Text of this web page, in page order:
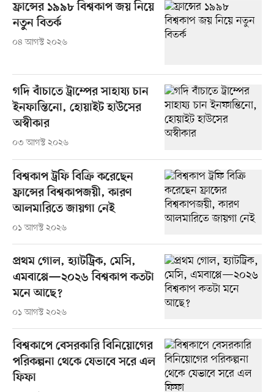
ফ্রান্সের ১৯৯৮ বিশ্বকাপ জয় নিয়ে
নতুন বিতর্ক
০৪ আগস্ট ২০২৬
গদি বাঁচাতে ট্রাম্পের সাহায্য চান
ইনফান্তিনো, হোয়াইট হাউসের
অস্বীকার
০৩ আগস্ট ২০২৬
বিশ্বকাপ ট্রফি বিক্রি করেছেন
ফ্রান্সের বিশ্বকাপজয়ী, কারণ
আলমারিতে জায়গা নেই
০১ আগস্ট ২০২৬
প্রথম গোল, হ্যাটট্রিক, মেসি,
এমবাপ্পে—২০২৬ বিশ্বকাপ কতটা
মনে আছে?
০১ আগস্ট ২০২৬
বিশ্বকাপে বেসরকারি বিনিয়োগের
পরিকল্পনা থেকে যেভাবে সরে এল
ফিফা